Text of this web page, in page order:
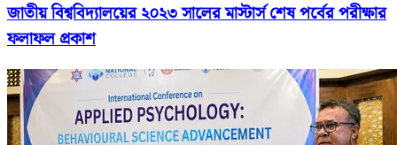
জাতীয় বিশ্ববিদ্যালয়ের ২০২৩ সালের মাস্টার্স শেষ পর্বের পরীক্ষার
ফলাফল প্রকাশ